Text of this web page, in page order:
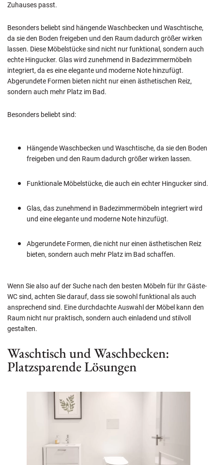
Zuhauses passt.
Besonders beliebt sind hängende Waschbecken und Waschtische,
da sie den Boden freigeben und den Raum dadurch größer wirken
lassen. Diese Möbelstücke sind nicht nur funktional, sondern auch
echte Hingucker. Glas wird zunehmend in Badezimmermöbeln
integriert, da es eine elegante und moderne Note hinzufügt.
Abgerundete Formen bieten nicht nur einen ästhetischen Reiz,
sondern auch mehr Platz im Bad.
Besonders beliebt sind:
Hängende Waschbecken und Waschtische, da sie den Boden
freigeben und den Raum dadurch größer wirken lassen.
Funktionale Möbelstücke, die auch ein echter Hingucker sind.
Glas, das zunehmend in Badezimmermöbeln integriert wird
und eine elegante und moderne Note hinzufügt.
Abgerundete Formen, die nicht nur einen ästhetischen Reiz
bieten, sondern auch mehr Platz im Bad schaffen.
Wenn Sie also auf der Suche nach den besten Möbeln für Ihr Gäste-
WC sind, achten Sie darauf, dass sie sowohl funktional als auch
ansprechend sind. Eine durchdachte Auswahl der Möbel kann den
Raum nicht nur praktisch, sondern auch einladend und stilvoll
gestalten.
Waschtisch und Waschbecken:
Platzsparende Lösungen